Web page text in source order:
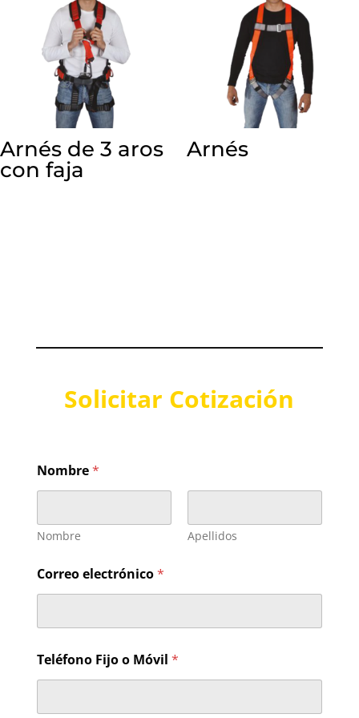
Arnés de 3 aros
con faja
Arnés
Solicitar Cotización
Nombre*
Nombre Apellidos
Correo electrónico*
n
t
r
Teléfono Fijo o Móvil *